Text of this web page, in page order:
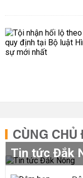
CÙNG
Tin tức Đắk